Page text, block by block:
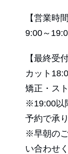
【営業時間
9:00～
【最終受
カット
矯正・ス
※19:00以
予約で承り
※早朝の
い合わせ